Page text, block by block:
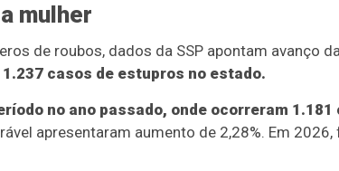
mulher
de roubos, dados da SSP apontam avanço
casos de estupros no estado.
no ano passado, onde ocorreram
apresentaram aumento de 2,28%. Em